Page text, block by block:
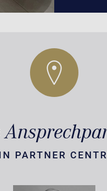
PARTNER